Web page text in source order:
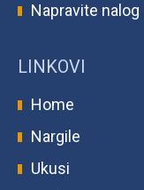
Napravite nalog
LINKOVI
Home
Nargile
Ukusi